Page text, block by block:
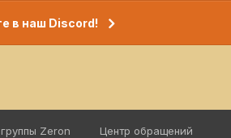
в наш Discord!
Zeron Центр обращений